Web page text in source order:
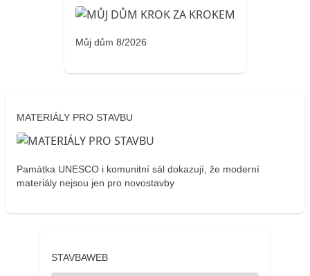
Můj dům 8/2026
MATERIÁLY PRO STAVBU
Památka UNESCO i komunitní sál dokazují, že moderní
materiály nejsou jen pro novostavby
STAVBAWEB